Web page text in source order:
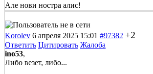
Але нови ностра алис!
Korolev 6 апреля 2025 15:01 #97382 +2
Ответить Цитировать Жалоба
ino53,
Либо везет, либо...